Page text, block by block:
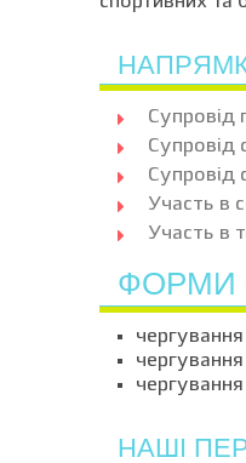
Супровід
Супровід
Супровід
Участь в
Участь в
ФОРМИ
чергування
НАШІ